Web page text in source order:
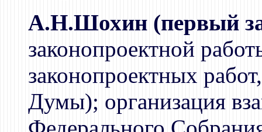
А.Н.Шохин (первый
законопроектной
законопроектных
Думы); организация